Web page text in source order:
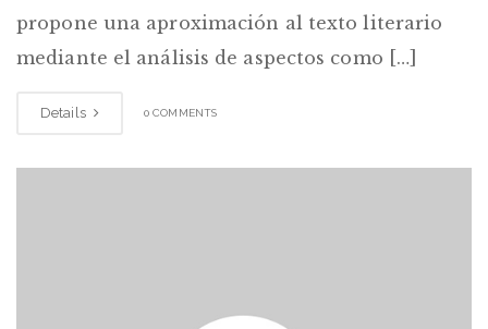
propone una aproximación al texto literario
mediante el análisis de aspectos como […]
Details 0 COMMENTS